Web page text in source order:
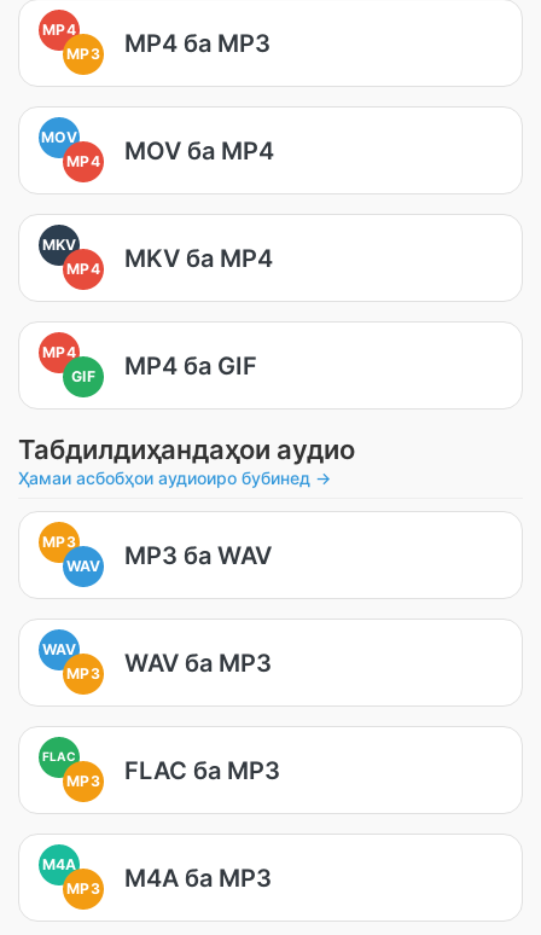
MP4
MP3
MP4 ба MP3
MOV
MP4
MOV ба MP4
MKV
MP4
MKV ба MP4
MP4
GIF
MP4 ба GIF
Табдилдиҳандаҳои аудио
Ҳамаи асбобҳои аудиоиро бубинед →
MP3
WAV
MP3 ба WAV
WAV
MP3
WAV ба MP3
FLAC
MP3 FLAC ба MP3
M4A
MP3
M4A ба MP3